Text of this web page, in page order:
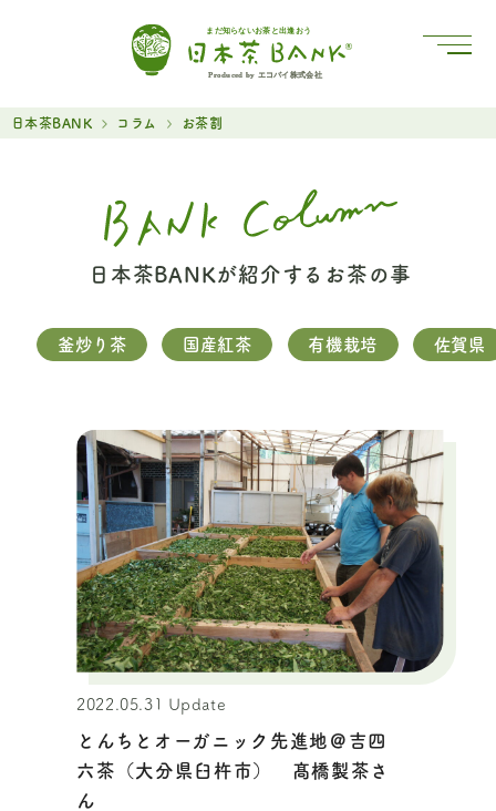
まだ知らないお茶と出逢おう
Produced by エコバイ株式会社
日本茶BANK コラム お茶割
日本茶BANKが紹介するお茶の事
釜炒り茶 国産紅茶 有機栽培 佐賀県
2022.05.31 Update
とんちとオーガニック先進地＠吉四
六茶（大分県臼杵市） 髙橋製茶さ
ん